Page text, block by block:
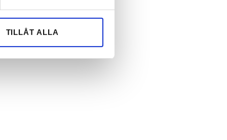
information från din enhet
kombinera informationen
TILLÅT ALLA